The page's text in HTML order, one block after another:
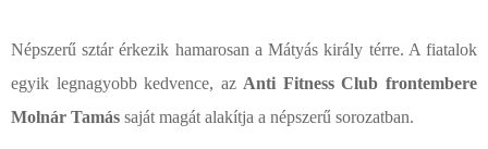
Népszerű sztár érkezik hamarosan a Mátyás király térre. A fiatalok
egyik legnagyobb kedvence, az Anti Fitness Club frontembere
Molnár Tamás saját magát alakítja a népszerű sorozatban.